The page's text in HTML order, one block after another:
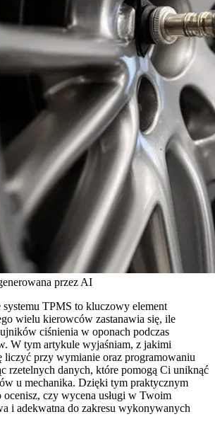
przez AI
systemu TPMS to kluczowy element
wielu kierowców zastanawia się, ile
ciśnienia w oponach podczas
W tym artykule wyjaśniam, z jakimi
liczyć przy wymianie oraz programowaniu
rzetelnych danych, które pomogą Ci uniknąć
u mechanika. Dzięki tym praktycznym
czy wycena usługi w Twoim
i adekwatna do zakresu wykonywanych